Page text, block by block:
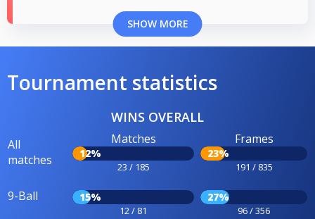
SHOW MORE
Tournament statistics
WINS OVERALL
All
matches
Matches
12%
23 / 185
Frames
23%
191 / 835
9-Ball 15%
12 / 81
27%
96 / 356